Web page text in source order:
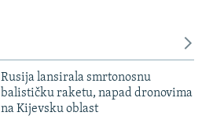
Rusija lansirala smrtonosnu
balističku raketu, napad dronovima
na Kijevsku oblast